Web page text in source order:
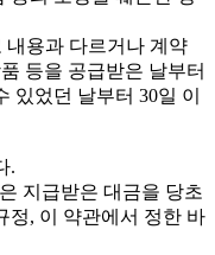
내용과 다르거나 계약
등을 공급받은 날부터
있었던 날부터 30일 이
.
지급받은 대금을 당초
정, 이 약관에서 정한 바